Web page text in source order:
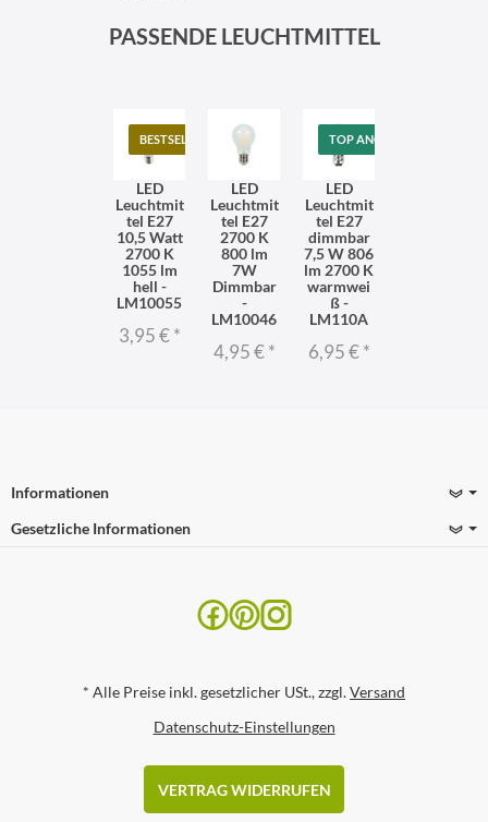
PASSENDE LEUCHTMITTEL
BESTSELLER
LED
Leuchtmit
tel E27
10,5 Watt
2700 K
1055 lm
hell -
LM10055
3,95 €*
LED
Leuchtmit
tel E27
2700 K
800 lm
7W
Dimmbar
-
LM10046
4,95 €*
TOP ANGEBOT
LED
Leuchtmit
tel E27
dimmbar
7,5 W 806
lm 2700 K
warmwei
ß -
LM110A
6,95 €*
Informationen
Gesetzliche Informationen
* Alle Preise inkl. gesetzlicher USt., zzgl.Versand
Datenschutz-Einstellungen
VERTRAG WIDERRUFEN